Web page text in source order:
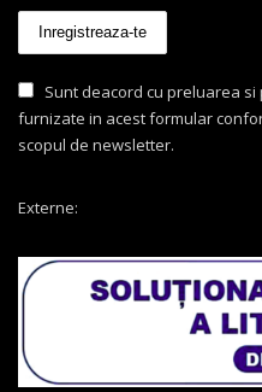
Sunt deacord cu preluarea
furnizate in acest formular
scopul de newsletter.
Externe: